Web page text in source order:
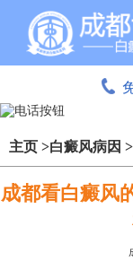
主页 >白癜风病因 >
成都看白癜风